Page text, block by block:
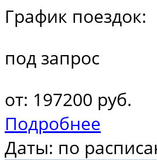
График поездок:
под запрос
от: 197200 руб.
Подробнее
Даты: по